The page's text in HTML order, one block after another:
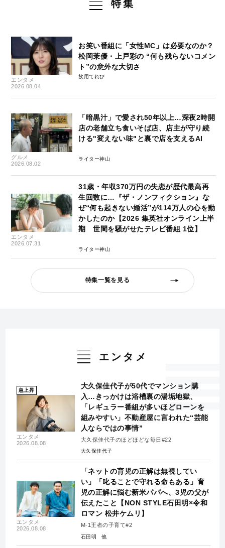
特集
エンタメ
2026.08.04
お笑い番組に「女性MC」は必要なのか？
松岡茉優・上戸彩の “何も残らないコメン
ト”の意外な大切さ
飲用てれび
グルメ
2026.08.02
「暗黒汁」で愛され50年以上…深夜2時開
店の老舗立ち食いそば店、店主が守り続
ける"変えない味"と裏で店を支えるAI
ライター神山
エンタメ
2026.07.31
31歳・年収370万円の失恋が歴代最高再
生回数に…『ザ・ノンフィクション』な
ぜ“何も起きない婚活”が114万人の心を動
かしたのか【2026 集英社オンライン上半
期 世間を騒がせたテレビ番組 1位】
ライター神山
特集一覧を見る
エンタメ
急上昇
エンタメ
2026.08.08
大久保佳代子が50代でマンション購
入…きっかけは浴槽裏の湯垢地獄、
「レギュラー番組が多いほどローンを
組みやすい」不動産屋に言われた“芸能
人ならではの事情”
大久保佳代子のほどほどな毎日#22
大久保佳代子
エンタメ
2026.08.08
「ネットの育児の正解は無視してい
い」「叱ることで守れる命もある」育
児の正解に悩む新米パパへ、3児の父が
伝えたこと【NON STYLE石田明×令和
ロマン 松井ケムリ】
M-1王者の子育て#2
石田明